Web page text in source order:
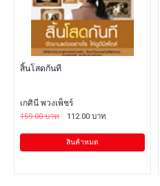
สิ้นโสดกันที
เกศินี พวงเพ็ชร์
159.00 บาท
112.00 บาท
สินค้าหมด